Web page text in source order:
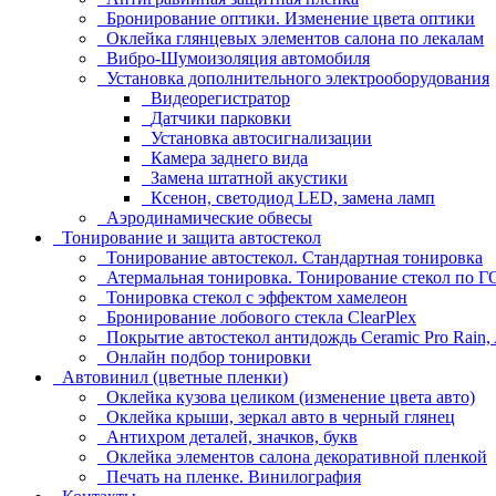
Бронирование оптики. Изменение цвета оптики
Оклейка глянцевых элементов салона по лекалам
Вибро-Шумоизоляция автомобиля
Установка дополнительного электрооборудования
Видеорегистратор
Датчики парковки
Установка автосигнализации
Камера заднего вида
Замена штатной акустики
Ксенон, светодиод LED, замена ламп
Аэродинамические обвесы
Тонирование и защита автостекол
Тонирование автостекол. Стандартная тонировка
Атермальная тонировка. Тонирование стекол по
Тонировка стекол с эффектом хамелеон
Бронирование лобового стекла ClearPlex
Покрытие автостекол антидождь Ceramic Pro Rain,
Онлайн подбор тонировки
Автовинил (цветные пленки)
Оклейка кузова целиком (изменение цвета авто)
Оклейка крыши, зеркал авто в черный глянец
Антихром деталей, значков, букв
Оклейка элементов салона декоративной пленкой
Печать на пленке. Винилография